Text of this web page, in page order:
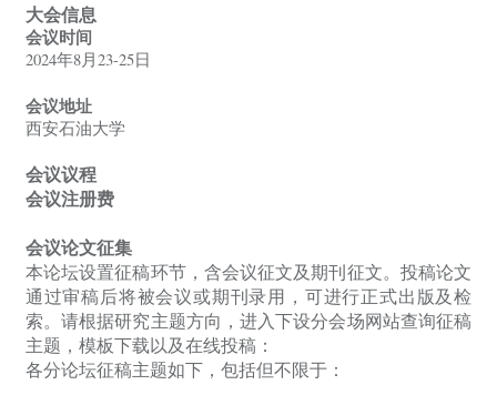
大会信息
会议时间
2024年8月23-25日
会议地址
西安石油大学
会议议程
会议注册费
会议论文征集
本论坛设置征稿环节，含会议征文及期刊征文。投稿论文
通过审稿后将被会议或期刊录用，可进行正式出版及检
索。请根据研究主题方向，进入下设分会场网站查询征稿
主题，模板下载以及在线投稿：
各分论坛征稿主题如下，包括但不限于：